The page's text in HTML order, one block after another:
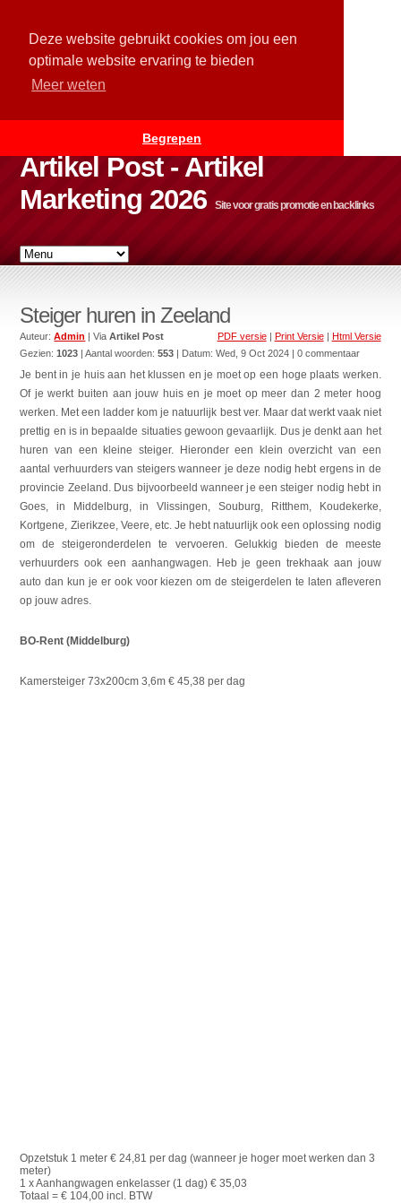
Deze website gebruikt cookies om jou een
optimale website ervaring te bieden
Meer weten
Begrepen
Artikel Post - Artikel
Marketing 2026
Site voor gratis promotie en backlinks
Steiger huren in Zeeland
PDF versie| Print Versie| Html Versie
Auteur:Admin | ViaArtikel Post
Gezien:1023 | Aantal woorden:553 | Datum:Wed, 9 Oct 2024 | 0 commentaar
Je bent in je huis aan het klussen en je moet op een hoge plaats werken.
Of je werkt buiten aan jouw huis en je moet op meer dan 2 meter hoog
werken. Met een ladder kom je natuurlijk best ver. Maar dat werkt vaak niet
prettig en is in bepaalde situaties gewoon gevaarlijk. Dus je denkt aan het
huren van een kleine steiger. Hieronder een klein overzicht van een
aantal verhuurders van steigers wanneer je deze nodig hebt ergens in de
provincie Zeeland. Dus bijvoorbeeld wanneer je een steiger nodig hebt in
Goes, in Middelburg, in Vlissingen, Souburg, Ritthem, Koudekerke,
Kortgene, Zierikzee, Veere, etc. Je hebt natuurlijk ook een oplossing nodig
om de steigeronderdelen te vervoeren. Gelukkig bieden de meeste
verhuurders ook een aanhangwagen. Heb je geen trekhaak aan jouw
auto dan kun je er ook voor kiezen om de steigerdelen te laten afleveren
op jouw adres.
BO-Rent (Middelburg)
Kamersteiger 73x200cm 3,6m € 45,38 per dag
Opzetstuk 1 meter € 24,81 per dag (wanneer je hoger moet werken dan 3
meter)
1 x Aanhangwagen enkelasser (1 dag) € 35,03
Totaal = € 104,00 incl. BTW